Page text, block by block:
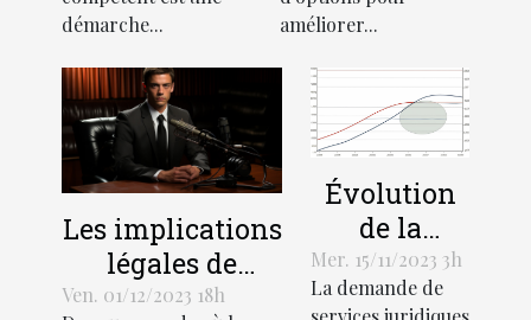
démarche...
améliorer...
Les implications
légales de
l'enregistrement
Ven. 01/12/2023 18h
Évolution
de la
demande
de services
Mer. 15/11/2023 3h
La demande de